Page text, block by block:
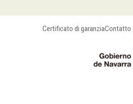
Certificato di garanziaContatto